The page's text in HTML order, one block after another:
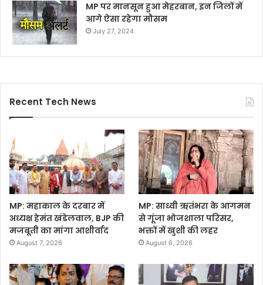
MP पर मानसून हुआ मेहरबान, इन जिलों में
आगे ऐसा रहेगा मौसम
July 27, 2024
Recent Tech News
MP: महाकाल के दरबार में
अध्यक्ष हेमंत खंडेलवाल, BJP की
मजबूती का मांगा आशीर्वाद
August 7, 2026
MP: साध्वी ऋतंभरा के आगमन
से गूंजा भोजशाला परिसर,
भक्तों में खुशी की लहर
August 6, 2026